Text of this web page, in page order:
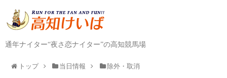
通年ナイター“夜さ恋ナイター”の高知競馬場
トップ 当日情報 除外・取消